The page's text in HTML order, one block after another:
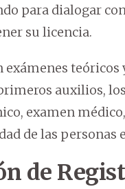
para dialogar
su licencia.
teóricos
auxilios,
examen
de las personas
de